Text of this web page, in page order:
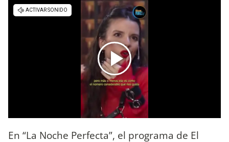
En “La Noche Perfecta”, el programa de El